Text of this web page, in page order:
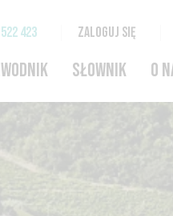
423 ZALOGUJ SIĘ
SŁOWNIK O